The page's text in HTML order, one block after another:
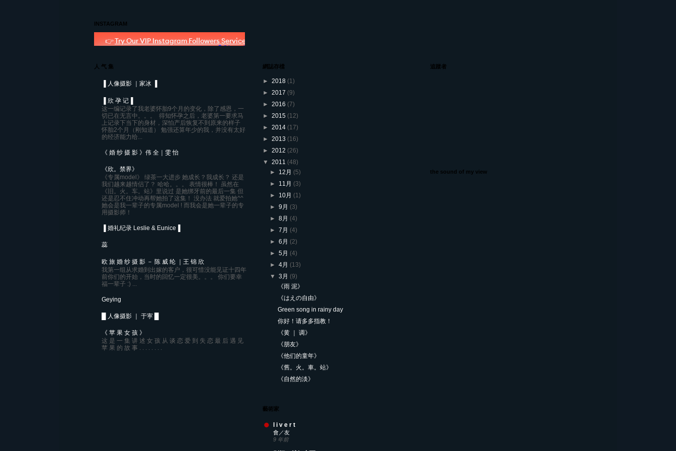
INSTAGRAM
人 气 集
▐ 人像摄影 ｜家冰 ▐
▐ 欣 孕 记▐
这一编记录了我老婆怀胎9个月的变化，除了感恩，一
切已在无言中。。。 得知怀孕之后，老婆第一要求马
上记录下当下的身材，深怕产后恢复不到原来的样子
怀胎2个月（刚知道） 勉强还算年少的我，并没有太好
的经济能力给...
《 婚 纱 摄 影 》伟 全｜雯 怡
《欣。禁界》
《专属model》 绿茶一大进步 她成长？我成长？ 还是
我们越来越情侣了？ 哈哈。。。 表情很棒！ 虽然在
《旧。火。车。站》里说过 是她绑牙前的最后一集 但
还是忍不住冲动再帮她拍了这集！ 没办法 就爱拍她^^
她会是我一辈子的专属model ! 而我会是她一辈子的专
用摄影师！
▐ 婚礼纪录 Leslie & Eunice▐
蕊
欧 旅 婚 纱 摄 影 － 陈 威 纶 ｜王 锦 欣
我第一组从求婚到出嫁的客户，很可惜没能见证十四年
前你们的开始，当时的回忆一定很美。。。 你们要幸
福一辈子 :) ...
Geying
█ 人像摄影 ｜ 于寕 █
《 苹 果 女 孩 》
这 是 一 集 讲 述 女 孩 从 谈 恋 爱 到 失 恋 最 后 遇 见
苹 果 的 故 事 . . . . . . . .
網誌存檔
► 2018 (1)
► 2017 (9)
► 2016 (7)
► 2015 (12)
► 2014 (17)
► 2013 (16)
► 2012 (26)
▼ 2011 (48)
► 12月 (5)
► 11月 (3)
► 10月 (1)
►9月 (3)
►8月 (4)
►7月 (4)
►6月 (2)
►5月 (4)
►4月 (13)
▼3月 (9)
《雨 泥》
《はえの自由》
Green song in rainy day
你好！请多多指教！
《黄 ｜ 调》
《朋友》
《他们的童年》
《舊。火。車。站》
《自然的淡》
藝術家
l i v e r t
會／友
9 年前
追蹤者
the sound of my view